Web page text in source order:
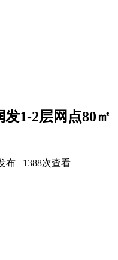
1-2层网点80㎡
布 1388次查看